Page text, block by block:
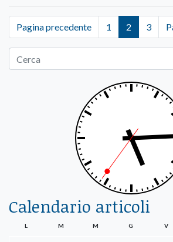
Pagina precedente 1 2 3
Calendario articoli
L M M G V